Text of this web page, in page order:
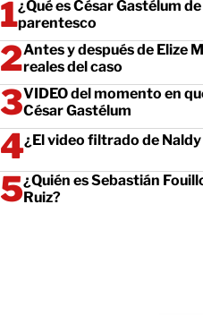
¿Qué es César Gastélum
parentesco
Antes y después de Elize
reales del caso
VIDEO del momento en
César Gastélum
¿El video filtrado de
¿Quién es Sebastián
Ruiz?